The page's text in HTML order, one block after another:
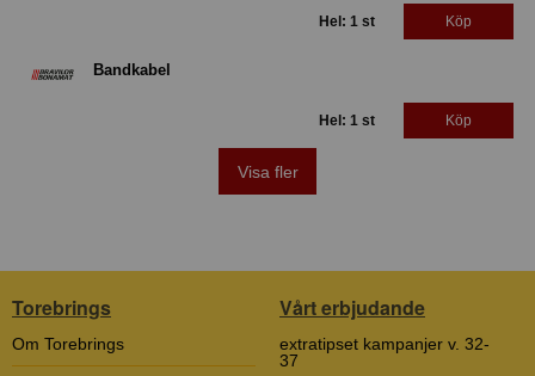
Hel: 1 st Köp
Bandkabel
Hel: 1 st Köp
Visa fler
Torebrings
Om Torebrings
Vårt erbjudande
extratipset kampanjer v. 32-
37